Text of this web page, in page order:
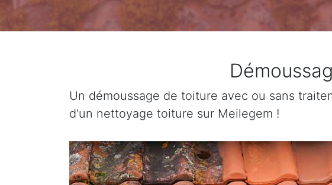
Un démoussage de toiture avec ou sans
d'un nettoyage toiture sur Meilegem !